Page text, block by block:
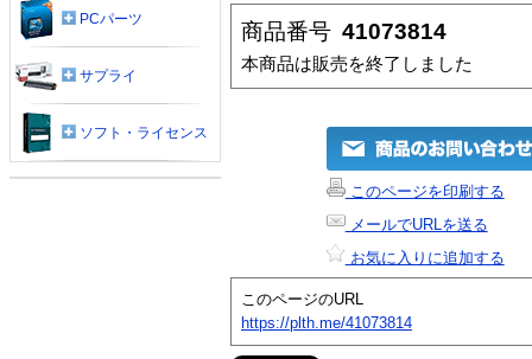
商品番号 41073814
本商品は販売を終了しました
このページを印刷する
メールでURLを送る
お気に入りに追加する
このページのURL
https://plth.me/41073814
PCパーツ
サプライ
ソフト・ライセンス